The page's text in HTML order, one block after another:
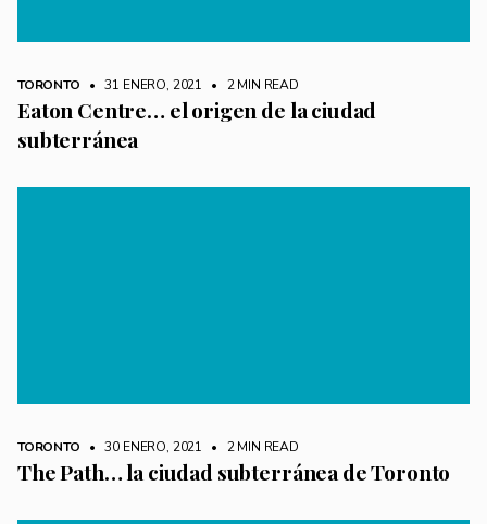
TORONTO • 31 ENERO, 2021 • 2 MIN READ
Eaton Centre… el origen de la ciudad
subterránea
TORONTO • 30 ENERO, 2021 • 2 MIN READ
The Path… la ciudad subterránea de Toronto